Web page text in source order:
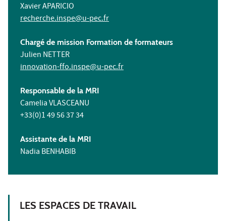
Xavier APARICIO
recherche.inspe@u-pec.fr
Chargé de mission Formation de formateurs
Julien NETTER
innovation-ffo.inspe@u-pec.fr
Responsable de la MRI
Camelia VLASCEANU
+33(0)1 49 56 37 34
Assistante de la MRI
Nadia BENHABIB
LES ESPACES DE TRAVAIL